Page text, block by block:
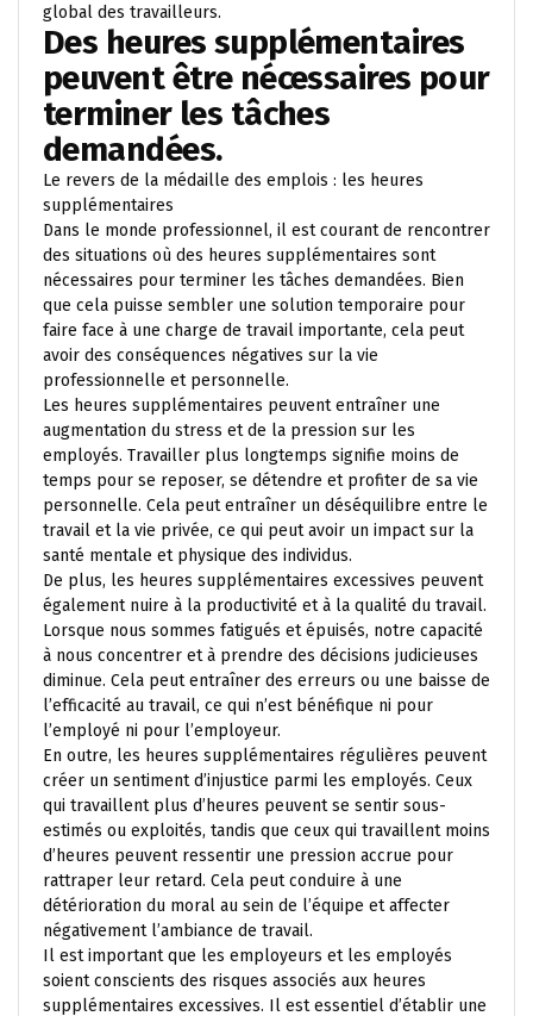
global des travailleurs.
Des heures supplémentaires
peuvent être nécessaires pour
terminer les tâches
demandées.
Le revers de la médaille des emplois : les heures
supplémentaires
Dans le monde professionnel, il est courant de rencontrer
des situations où des heures supplémentaires sont
nécessaires pour terminer les tâches demandées. Bien
que cela puisse sembler une solution temporaire pour
faire face à une charge de travail importante, cela peut
avoir des conséquences négatives sur la vie
professionnelle et personnelle.
Les heures supplémentaires peuvent entraîner une
augmentation du stress et de la pression sur les
employés. Travailler plus longtemps signifie moins de
temps pour se reposer, se détendre et profiter de sa vie
personnelle. Cela peut entraîner un déséquilibre entre le
travail et la vie privée, ce qui peut avoir un impact sur la
santé mentale et physique des individus.
De plus, les heures supplémentaires excessives peuvent
également nuire à la productivité et à la qualité du travail.
Lorsque nous sommes fatigués et épuisés, notre capacité
à nous concentrer et à prendre des décisions judicieuses
diminue. Cela peut entraîner des erreurs ou une baisse de
l’efficacité au travail, ce qui n’est bénéfique ni pour
l’employé ni pour l’employeur.
En outre, les heures supplémentaires régulières peuvent
créer un sentiment d’injustice parmi les employés. Ceux
qui travaillent plus d’heures peuvent se sentir sous-
estimés ou exploités, tandis que ceux qui travaillent moins
d’heures peuvent ressentir une pression accrue pour
rattraper leur retard. Cela peut conduire à une
détérioration du moral au sein de l’équipe et affecter
négativement l’ambiance de travail.
Il est important que les employeurs et les employés
soient conscients des risques associés aux heures
supplémentaires excessives. Il est essentiel d’établir une